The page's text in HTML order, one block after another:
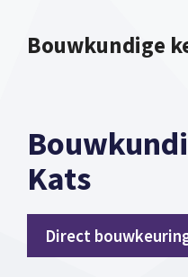
naarBouwkundige
Kats
Direct